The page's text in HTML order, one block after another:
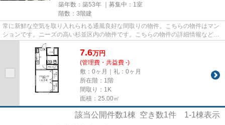
築年数：築53年 ｜募集中： 1室
階数：3階建
常に新鮮な空気を取り入れられる通風良好な間取りの物件。こちらの物件はマン
ションです。ニーズの高い杉並区内の物件です。こちらの物件の詳細情報など、
気になる点がございましたら...
7.6万円
(管理費・共益費 -)
敷：0ヶ月｜礼：0ヶ月
所在階：1階
間取り：1K
面積：25.00㎡
該当公開件数1棟 空き数1件 1-1棟表示